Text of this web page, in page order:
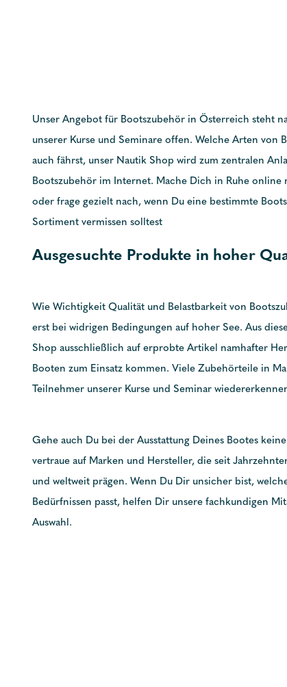
Unser Angebot für Bootszubehör in Österreich steht
unserer Kurse und Seminare offen. Welche Arten von
auch fährst, unser Nautik Shop wird zum zentralen
Bootszubehör im Internet. Mache Dich in Ruhe online
oder frage gezielt nach, wenn Du eine bestimmte
Sortiment vermissen solltest
Ausgesuchte Produkte in hoher
Wie Wichtigkeit Qualität und Belastbarkeit von
erst bei widrigen Bedingungen auf hoher See. Aus
Shop ausschließlich auf erprobte Artikel namhafter
Booten zum Einsatz kommen. Viele Zubehörteile in
Teilnehmer unserer Kurse und Seminar
Gehe auch Du bei der Ausstattung Deines Bootes
vertraue auf Marken und Hersteller, die seit
und weltweit prägen. Wenn Du Dir unsicher bist,
Bedürfnissen passt, helfen Dir unsere fachkundigen
Auswahl.